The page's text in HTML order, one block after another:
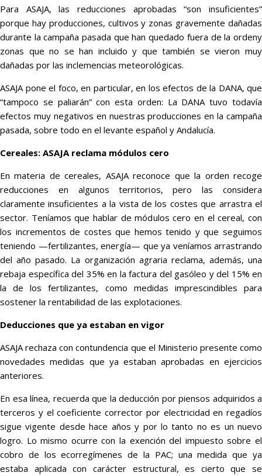
Para ASAJA, las reducciones aprobadas “son insuficientes”
porque hay producciones, cultivos y zonas gravemente dañadas
durante la campaña pasada que han quedado fuera de la ordeny
zonas que no se han incluido y que también se vieron muy
dañadas por las inclemencias meteorológicas.
ASAJA pone el foco, en particular, en los efectos de la DANA, que
“tampoco se paliarán” con esta orden: La DANA tuvo todavía
efectos muy negativos en nuestras producciones en la campaña
pasada, sobre todo en el levante español y Andalucía.
Cereales: ASAJA reclama módulos cero
En materia de cereales, ASAJA reconoce que la orden recoge
reducciones en algunos territorios, pero las considera
claramente insuficientes a la vista de los costes que arrastra el
sector. Teníamos que hablar de módulos cero en el cereal, con
los incrementos de costes que hemos tenido y que seguimos
teniendo —fertilizantes, energía— que ya veníamos arrastrando
del año pasado. La organización agraria reclama, además, una
rebaja específica del 35% en la factura del gasóleo y del 15% en
la de los fertilizantes, como medidas imprescindibles para
sostener la rentabilidad de las explotaciones.
Deducciones que ya estaban en vigor
ASAJA rechaza con contundencia que el Ministerio presente como
novedades medidas que ya estaban aprobadas en ejercicios
anteriores.
En esa línea, recuerda que la deducción por piensos adquiridos a
terceros y el coeficiente corrector por electricidad en regadíos
sigue vigente desde hace años y por lo tanto no es un nuevo
logro. Lo mismo ocurre con la exención del impuesto sobre el
cobro de los ecorregímenes de la PAC; una medida que ya
estaba aplicada con carácter estructural, es cierto que se